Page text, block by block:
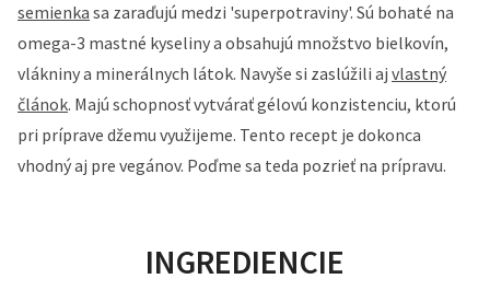
semienka sa zaraďujú medzi 'superpotraviny'. Sú bohaté na
omega-3 mastné kyseliny a obsahujú množstvo bielkovín,
vlákniny a minerálnych látok. Navyše si zaslúžili aj vlastný
článok. Majú schopnosť vytvárať gélovú konzistenciu, ktorú
pri príprave džemu využijeme. Tento recept je dokonca
vhodný aj pre vegánov. Poďme sa teda pozrieť na prípravu.
INGREDIENCIE